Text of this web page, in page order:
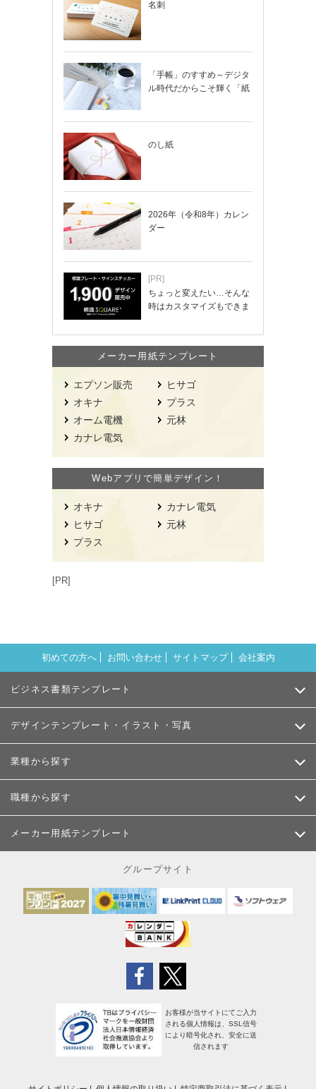
名刺
「手帳」のすすめ～デジタ
ル時代だからこそ輝く「紙
のし紙
2026年（令和8年）カレン
ダー
[PR]
ちょっと変えたい…そんな
時はカスタマイズもできま
メーカー用紙テンプレート
エプソン販売
オキナ
オーム電機
カナレ電気
ヒサゴ
プラス
元林
Webアプリで簡単デザイン！
オキナ
ヒサゴ
プラス
カナレ電気
元林
[PR]
初めての方へ お問い合わせ サイトマップ 会社案内
ビジネス書類テンプレート
デザインテンプレート・イラスト・写真
業種から探す
職種から探す
メーカー用紙テンプレート
グループサイト
お客様が当サイトにてご入力
される個人情報は、SSL信号
により暗号化され、安全に送
信されます